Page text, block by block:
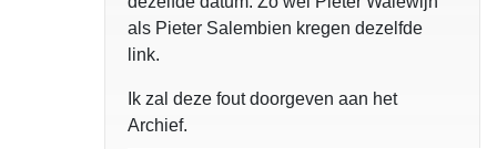
als Pieter Salembien kregen dezelfde
link.
Ik zal deze fout doorgeven aan het
Archief.